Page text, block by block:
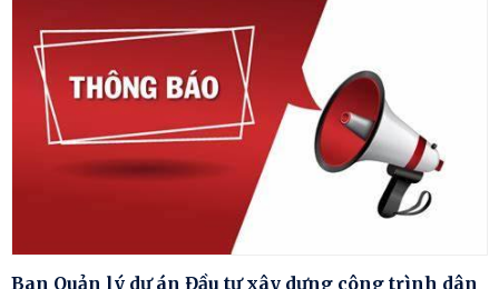
Ban Quản lý dự án Đầu tư xây dựng công trình dân